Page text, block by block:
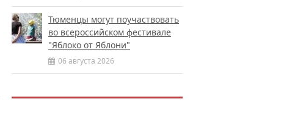
Тюменцы могут поучаствовать
во всероссийском фестивале
"Яблоко от Яблони"
06 августа 2026